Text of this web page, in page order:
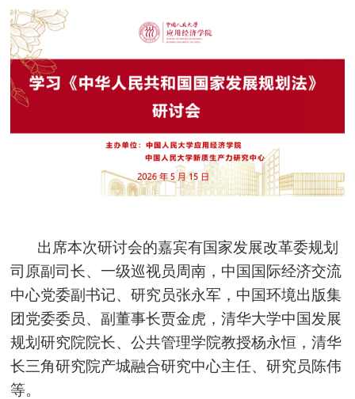
出席本次研讨会的嘉宾有国家发展改革委规划
司原副司长、一级巡视员周南，中国国际经济交流
中心党委副书记、研究员张永军，中国环境出版集
团党委委员、副董事长贾金虎，清华大学中国发展
规划研究院院长、公共管理学院教授杨永恒，清华
长三角研究院产城融合研究中心主任、研究员陈伟
等。